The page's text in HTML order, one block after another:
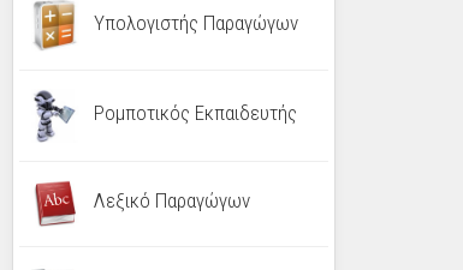
Υπολογιστής Παραγώγων
Ρομποτικός Εκπαιδευτής
Λεξικό Παραγώγων